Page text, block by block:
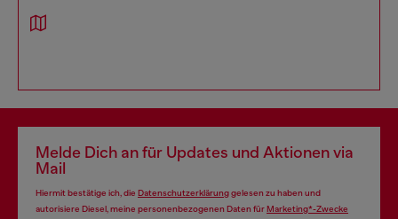
Melde Dich an für Updates und Aktionen via
Mail
Hiermit bestätige ich, die Datenschutzerklärunggelesen zu haben und
autorisiere Diesel, meine personenbezogenen Daten fürMarketing*-Zwecke